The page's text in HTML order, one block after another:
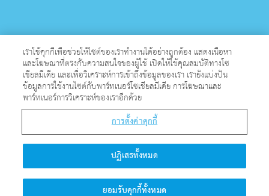
Superbook เป็นเครื่องหมายการค้าจดทะเบียนของ The Christian
Broadcasting Network, Inc. องค์กรการกุศลที่ไม่แสวงหาผลกําไร
501 (c)(3)
สงวนลิขสิทธิ์.
เกี่ยวกับ CBN
© Copyright 2026 The Christian Broadcasting Network.
เราใช้คุกกี้เพื่อช่วยให้ไซต์ของเราทำงานได้อย่างถูกต้อง แสดงเนื้อหา
และโฆษณาที่ตรงกับความสนใจของผู้ใช้ เปิดให้ใช้คุณสมบัติทางโซ
เชียลมีเดีย และเพื่อวิเคราะห์การเข้าถึงข้อมูลของเรา เรายังแบ่งปัน
ข้อมูลการใช้งานไซต์กับพาร์ทเนอร์โซเชียลมีเดีย การโฆษณาและ
พาร์ทเนอร์การวิเคราะห์ของเราอีกด้วย
การตั้งค่าคุกกี้
ปฏิเสธทั้งหมด
ยอมรับคุกกี้ทั้งหมด